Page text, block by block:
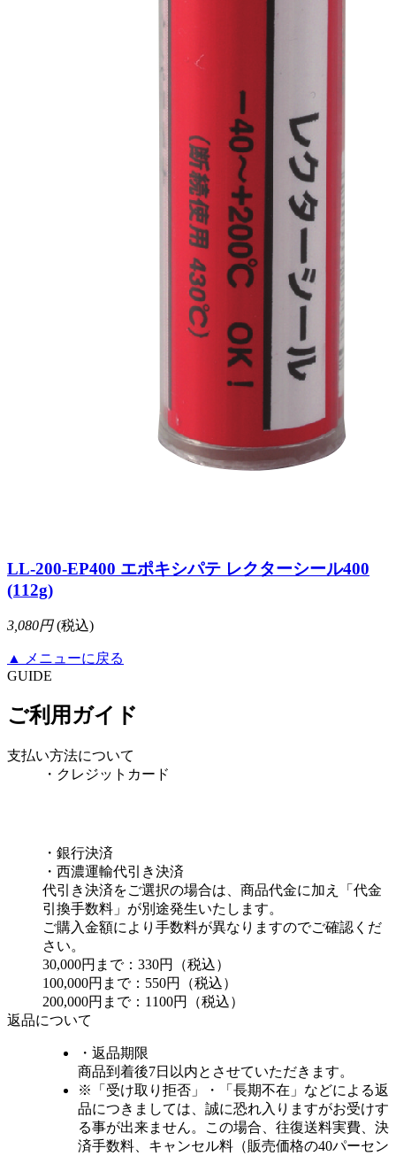
LL-200-EP400 エポキシパテ レクターシール400
(112g)
3,080円(税込)
▲
メニューに戻る
GUIDE
ご利用ガイド
支払い方法について
・クレジットカード
・銀行決済
・西濃運輸代引き決済
代引き決済をご選択の場合は、商品代金に加え「代金
引換手数料」が別途発生いたします。
ご購入金額により手数料が異なりますのでご確認くだ
さい。
30,000円まで：330円（税込）
100,000円まで：550円（税込）
200,000円まで：1100円（税込）
返品について
・返品期限
商品到着後7日以内とさせていただきます。
※「受け取り拒否」・「長期不在」などによる返
品につきましては、誠に恐れ入りますがお受けす
る事が出来ません。この場合、往復送料実費、決
済手数料、キャンセル料（販売価格の40パーセン